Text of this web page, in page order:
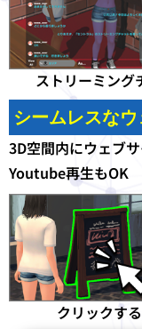
ストリーミング
シームレスな
3D空間内にウェブ
Youtube再生もOK
クリックす